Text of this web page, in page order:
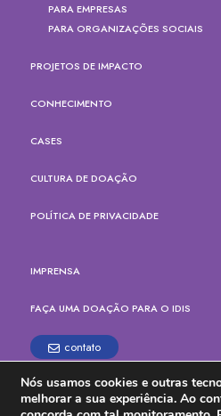
PARA EMPRESAS
PARA ORGANIZAÇÕES SOCIAIS
PROJETOS DE IMPACTO
CONHECIMENTO
CASES
CULTURA DE DOAÇÃO
POLÍTICA DE PRIVACIDADE
IMPRENSA
FAÇA UMA DOAÇÃO PARA O IDIS
contato
Nós usamos cookies e outras
melhorar a sua experiência. Ao